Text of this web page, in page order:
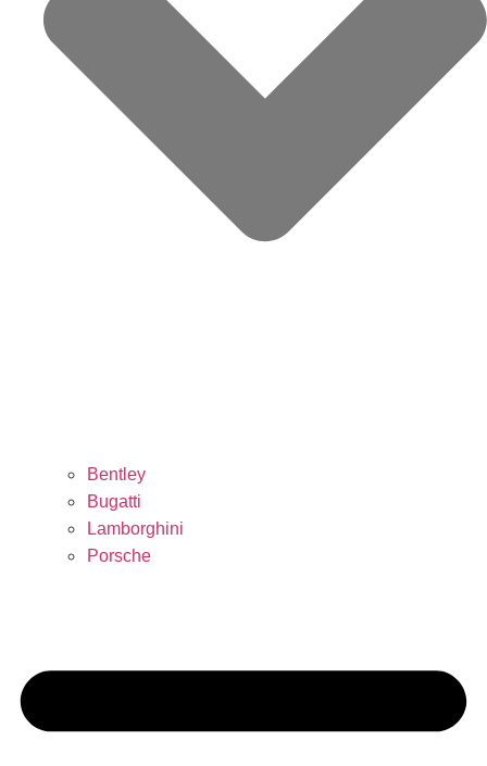
Bentley
Bugatti
Lamborghini
Porsche